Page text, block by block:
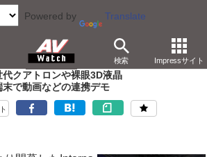
Powered by Translate
検索 Impressサイト
2011
代クアトロンや裸眼3D液晶
で動画などの連携デモ